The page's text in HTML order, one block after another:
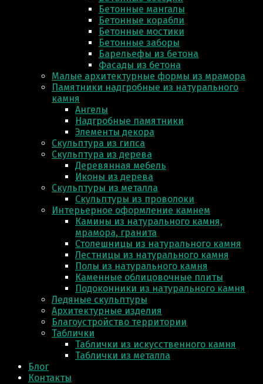
Бетонные мангалы
Бетонные корабли
Бетонные мостики
Бетонные заборы
Барельефы из бетона
Фасады из бетона
Малые архитектурные формы из мрамора
Памятники надгробные из натурального
камня
Ангелы
Надгробные памятники
Элементы декора
Скульптура из гипса
Скульптура из деревa
Деревянная мебель
Иконы из дерева
Скульптуры из металла
Скульптуры из проволоки
Интерьерное оформление камнем
Камины из натурального камня,
мрамора, гранита
Столешницы из натурального камня
Лестницы из натурального камня
Полы из натурального камня
Каменные облицовочные плиты
Подоконники из натурального камня
Ледяные скульптуры
Архитектурные изделия
Благоустройство территории
Таблички
Таблички из искусственного камня
Таблички из металла
Блог
Контакты